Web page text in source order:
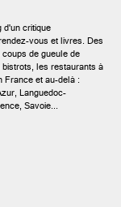
d'un critique
vous et livres. Des
de gueule de
les restaurants à
France et au-delà :
Languedoc-
Savoie...